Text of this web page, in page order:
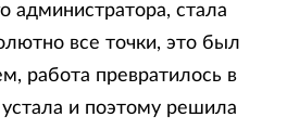
администратора, стала
все точки, это был
работа превратилось в
устала и поэтому решила